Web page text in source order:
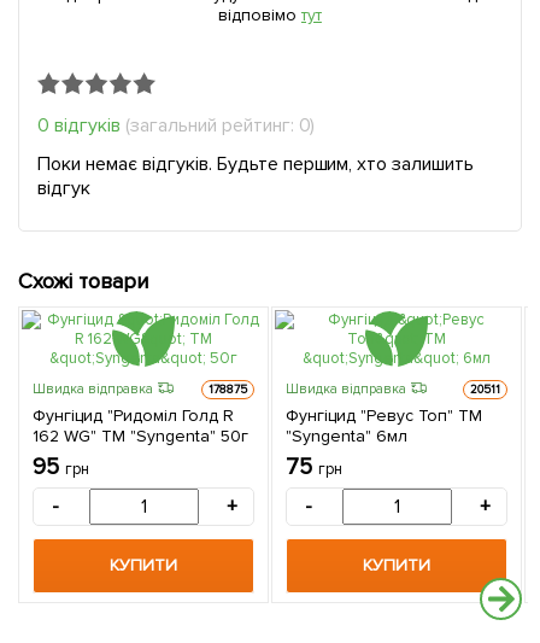
відповімо тут
0 відгуків (загальний рейтинг: 0)
Поки немає відгуків. Будьте першим, хто залишить
відгук
Схожі товари
Швидка відправка 178875
Фунгіцид "Ридоміл Голд R
162 WG" ТМ "Syngenta" 50г
95 грн
- +
КУПИТИ
Швидка відправка 20511
Фунгіцид "Ревус Топ" ТМ
"Syngenta" 6мл
75 грн
- +
КУПИТИ